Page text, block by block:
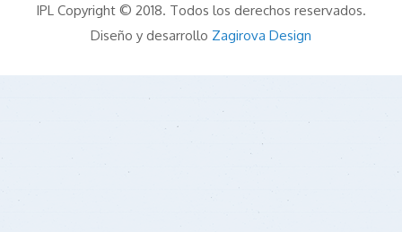
IPL Copyright © 2018. Todos los derechos reservados.
Diseño y desarrollo Zagirova Design